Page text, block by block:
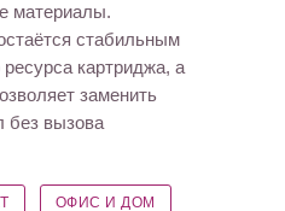
материалы.
стабильным
ресурса картриджа, а
заменить
без вызова
ОФИС И ДОМ